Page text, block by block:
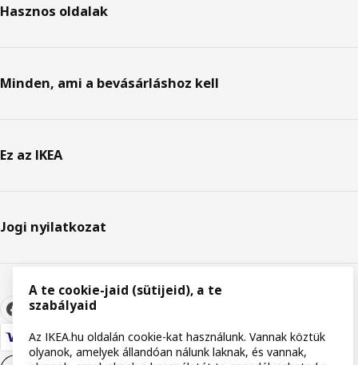
Hasznos oldalak
Minden, ami a bevásárláshoz kell
Ez az IKEA
Jogi nyilatkozat
A te cookie-jaid (sütijeid), a te
szabályaid
Az IKEA.hu oldalán cookie-kat használunk. Vannak köztük
olyanok, amelyek állandóan nálunk laknak, és vannak,